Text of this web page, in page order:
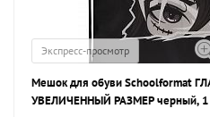
Экспресс-просмотр
Мешок для обуви Schoolformat
УВЕЛИЧЕННЫЙ РАЗМЕР черный, 1